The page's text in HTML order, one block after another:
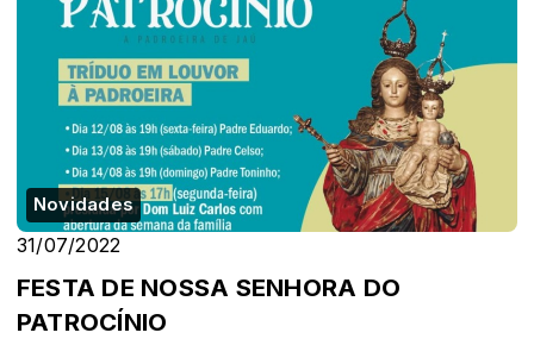
Novidades
31/07/2022
FESTA DE NOSSA SENHORA DO
PATROCÍNIO